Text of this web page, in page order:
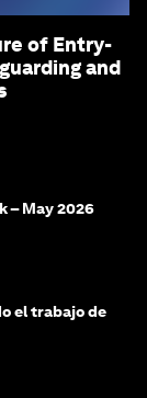
of Entry-
and
– May 2026
el trabajo de